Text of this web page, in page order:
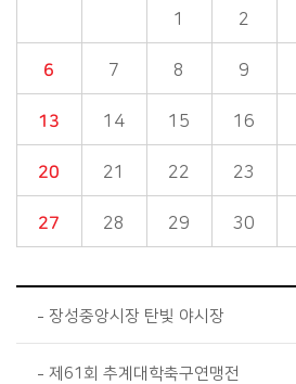
1 2
6 7 8 9
13 14 15 16
20 21 22 23
27 28 29 30
장성중앙시장 탄빛 야시장
제61회 추계대학축구연맹전